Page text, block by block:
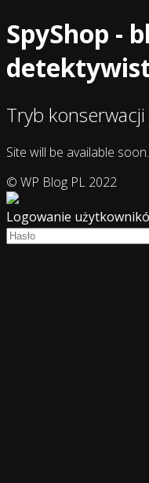
SpyShop -
Tryb konserwacji
Site will be available
© WP Blog PL 2022
Logowanie